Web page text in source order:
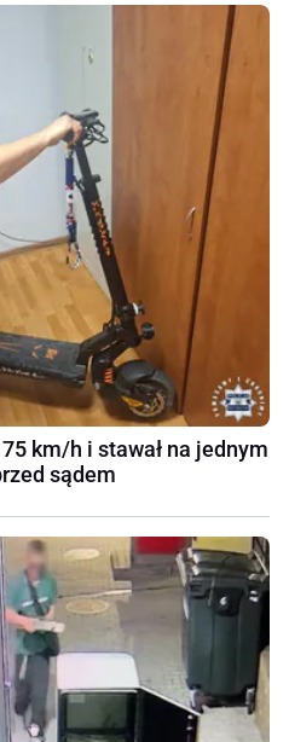
km/h i stawał na jednym
sądem